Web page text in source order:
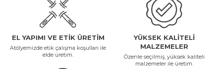
EL YAPIMI VE ETİK ÜRETİM
Atölyemizde etik çalışma koşulları ile
elde üretim.
YÜKSEK KALİTELİ
MALZEMELER
Özenle seçilmiş, yüksek kaliteli
malzemeler ile üretim.